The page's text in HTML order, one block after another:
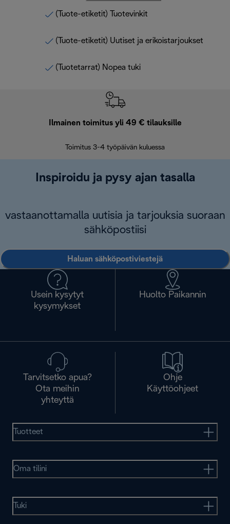
(Tuote-etiketit) Tuotevinkit
(Tuote-etiketit) Uutiset ja erikoistarjoukset
(Tuotetarrat) Nopea tuki
Ilmainen toimitus yli 49 € tilauksille
Toimitus 3-4 työpäivän kuluessa
Inspiroidu ja pysy ajan tasalla
vastaanottamalla uutisia ja tarjouksia suoraan
sähköpostiisi
Haluan sähköpostiviestejä
Usein kysytyt
kysymykset
Huolto Paikannin
Tarvitsetko apua?
Ota meihin
yhteyttä
Ohje
Käyttöohjeet
Tuotteet
Oma tilini
Tuki